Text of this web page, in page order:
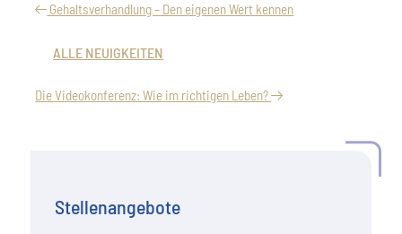
Gehaltsverhandlung – Den eigenen Wert kennen
ALLE NEUIGKEITEN
Die Videokonferenz: Wie im richtigen Leben?
Stellenangebote